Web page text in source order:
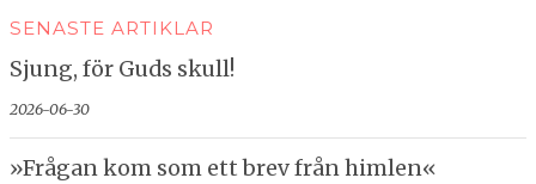
SENASTE ARTIKLAR
Sjung, för Guds skull!
2026-06-30
»Frågan kom som ett brev från himlen«